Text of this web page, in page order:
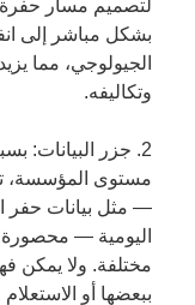
لتصميم مسار حفرة
بشكل مباشر إلى
الجيولوجي، مما
وتكاليفه.
2. جزر البيانات:
مستوى المؤسسة،
— مثل بيانات حفر
اليومية —
مختلفة. ولا يمكن
ببعضها أو